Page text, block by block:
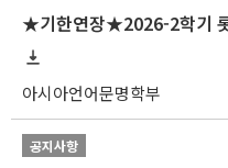
아시아언어문명학부
공지사항